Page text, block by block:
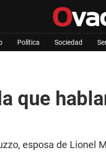
Política Sociedad
que
esposa de Lionel